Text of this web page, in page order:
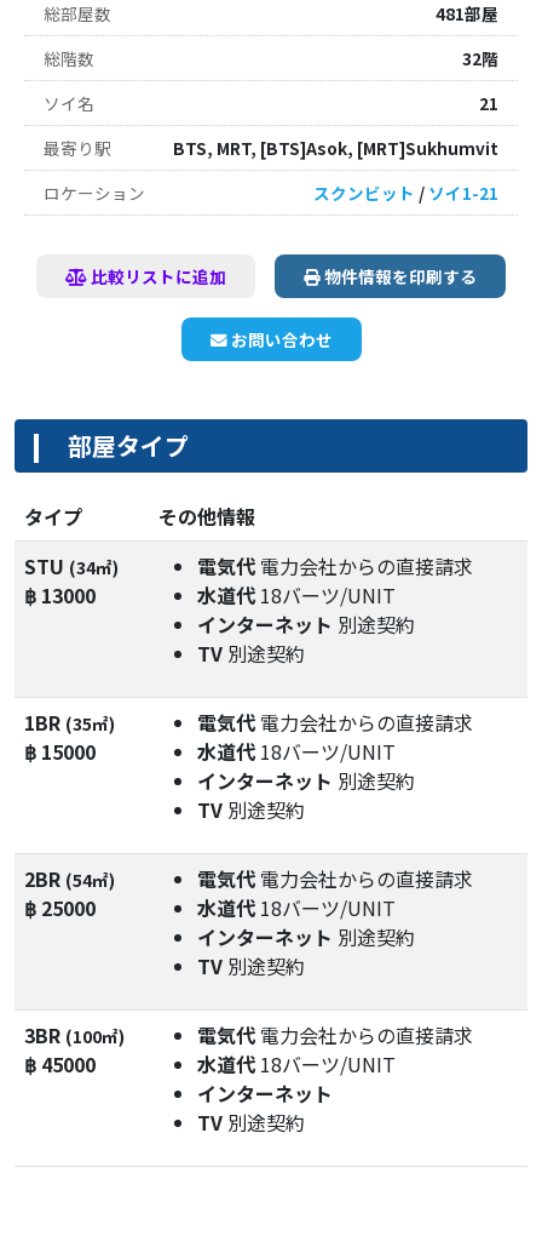
総部屋数
481部屋
総階数
32階
ソイ名
21
最寄り駅
BTS, MRT, [BTS]Asok, [MRT]Sukhumvit
ロケーション
スクンビット / ソイ1-21
比較リストに追加 物件情報を印刷する
お問い合わせ
部屋タイプ
タイプ
その他情報
STU (34㎡)
฿ 13000
電気代 電力会社からの直接請求
水道代 18バーツ/UNIT
インターネット 別途契約
TV 別途契約
1BR (35㎡)
฿ 15000
電気代 電力会社からの直接請求
水道代 18バーツ/UNIT
インターネット 別途契約
TV 別途契約
2BR (54㎡)
฿ 25000
電気代 電力会社からの直接請求
水道代 18バーツ/UNIT
インターネット 別途契約
TV 別途契約
3BR (100㎡)
฿ 45000
電気代 電力会社からの直接請求
水道代 18バーツ/UNIT
インターネット
TV 別途契約